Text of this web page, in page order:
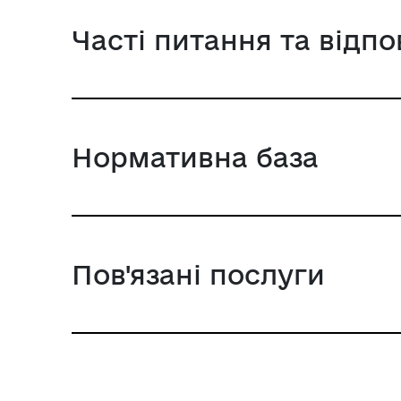
Часті питання та
Нормативна база
Пов'язані послуги